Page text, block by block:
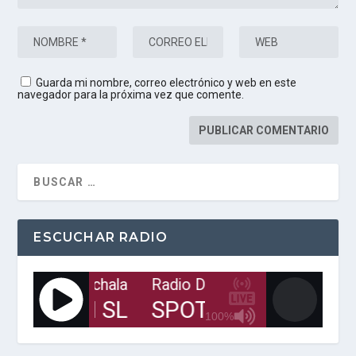
Guarda mi nombre, correo electrónico y web en este
navegador para la próxima vez que comente.
ESCUCHAR RADIO
100%
Digital de Machala Radio Digital de Machala
SL SPOT SE